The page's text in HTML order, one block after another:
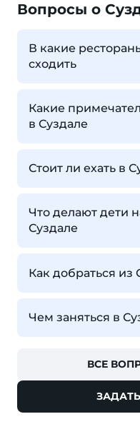
Вопросы о
В какие
сходить
Какие
в Суздале
Стоит ли ехать в
Что делают дети
Суздале
Как добраться
Чем заняться в
ВСЕ